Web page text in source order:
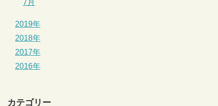
7月
2019年
2018年
2017年
2016年
カテゴリー